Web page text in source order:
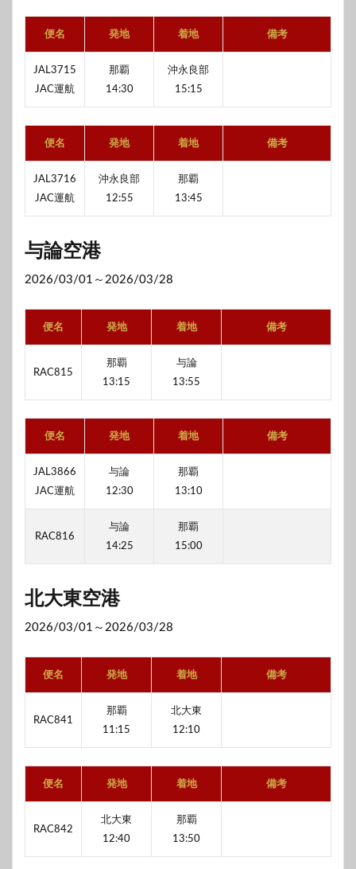
便名 発地 着地 備考
JAL3715
JAC運航
那覇
14:30
沖永良部
15:15
便名 発地 着地 備考
JAL3716
JAC運航
沖永良部
12:55
那覇
13:45
与論空港
2026/03/01～2026/03/28
便名 発地 着地 備考
RAC815
那覇
13:15
与論
13:55
便名 発地 着地 備考
JAL3866
JAC運航
与論
12:30
那覇
13:10
RAC816
与論
14:25
那覇
15:00
北大東空港
2026/03/01～2026/03/28
便名 発地 着地 備考
RAC841
那覇
11:15
北大東
12:10
便名 発地 着地 備考
RAC842
北大東
12:40
那覇
13:50